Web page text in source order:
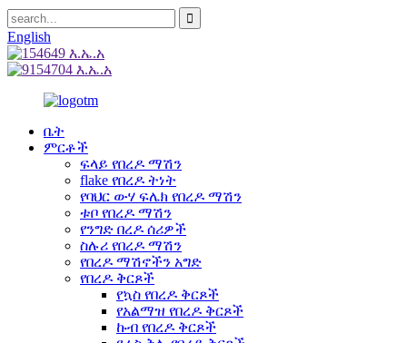
English
ቤት
ምርቶች
ፍላይ የበረዶ ማሽን
flake የበረዶ ትነት
የባህር ውሃ ፍሌክ የበረዶ ማሽን
ቱቦ የበረዶ ማሽን
የንግድ በረዶ ሰሪዎች
ስሉሪ የበረዶ ማሽን
የበረዶ ማሽኖችን አግድ
የበረዶ ቅርጾች
የኳስ የበረዶ ቅርጾች
የአልማዝ የበረዶ ቅርጾች
ኩብ የበረዶ ቅርጾች